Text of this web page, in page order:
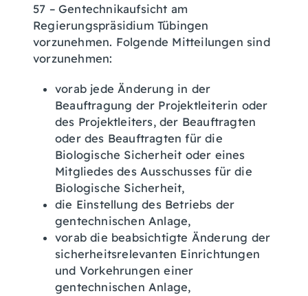
57 – Gentechnikaufsicht am
Regierungspräsidium Tübingen
vorzunehmen. Folgende Mitteilungen sind
vorzunehmen:
vorab jede Änderung in der
Beauftragung der Projektleiterin oder
des Projektleiters, der Beauftragten
oder des Beauftragten für die
Biologische Sicherheit oder eines
Mitgliedes des Ausschusses für die
Biologische Sicherheit,
die Einstellung des Betriebs der
gentechnischen Anlage,
vorab die beabsichtigte Änderung der
sicherheitsrelevanten Einrichtungen
und Vorkehrungen einer
gentechnischen Anlage,